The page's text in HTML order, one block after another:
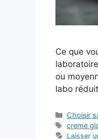
Ce que
ou
labo
Choisir
creme
Laisser